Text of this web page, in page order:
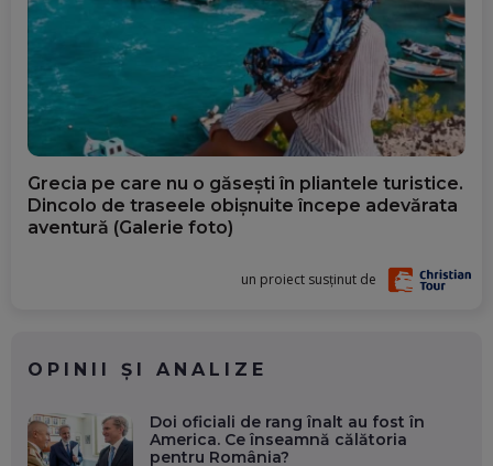
Grecia pe care nu o găsești în pliantele turistice.
Dincolo de traseele obișnuite începe adevărata
aventură (Galerie foto)
un proiect susținut de
OPINII ȘI ANALIZE
Doi oficiali de rang înalt au fost în
America. Ce înseamnă călătoria
pentru România?